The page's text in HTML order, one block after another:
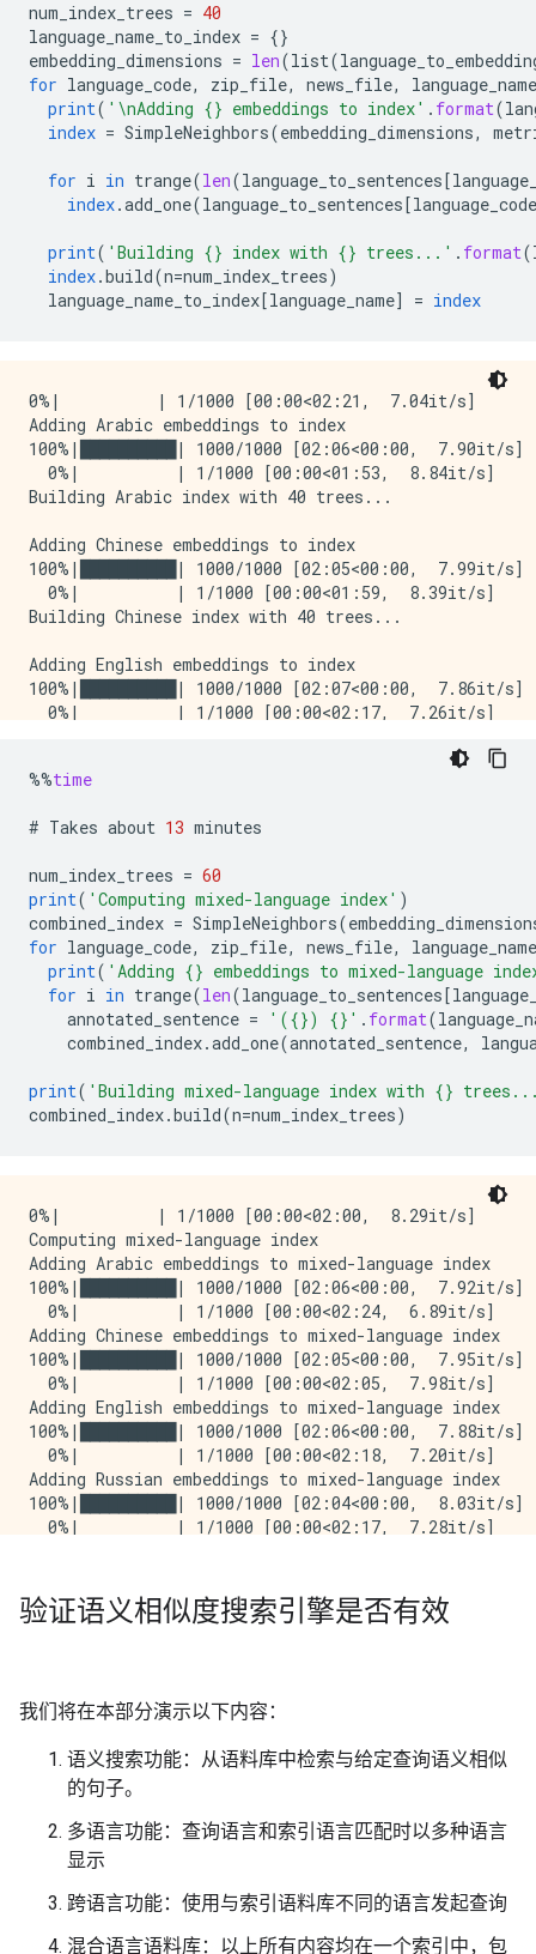
num_index_trees = 40
language_name_to_index = {}
embedding_dimensions = len(list(
for language_code, zip_file, news_file,
language_name
print( '\nAdding {} embeddings to index' . format(
index = SimpleNeighbors(embedding_dimensions,
for i in trange(len(language_to_sentences[
index.add_one(language_to_sentences[language_code
print( 'Building {} index with {} trees...' . format(
index.build(n=num_index_trees)
language_name_to_index[language_name] = index
0%|          | 1/1000 [00:00<02:21,  7.04it/s]
Adding Arabic embeddings to index
100%|██████████| 1000/1000 [02:06<00:00,  7.90it/s]
  0%|          | 1/1000 [00:00<01:53,  8.84it/s]
Building Arabic index with 40 trees...
Adding Chinese embeddings to index
100%|██████████| 1000/1000 [02:05<00:00,  7.99it/s]
  0%|          | 1/1000 [00:00<01:59,  8.39it/s]
Building Chinese index with 40 trees...
Adding English embeddings to index
100%|██████████| 1000/1000 [02:07<00:00,  7.86it/s]
  0%|          | 1/1000 [00:00<02:17,  7.26it/s]
Adding Russian embeddings to index
  0%|          | 1/1000 [00:00<02:03,  8.06it/s]
Adding Spanish embeddings to index
100%|██████████| 1000/1000 [02:07<00:00,  7.84it/s]
Building Spanish index with 40 trees...
CPU times: user 11min 21s, sys: 2min 14s, total:
Wall time: 10min 33s
%%time
# Takes about 13 minutes
num_index_trees = 60
print( 'Computing mixed-language index' )
combined_index = SimpleNeighbors(
for language_code, zip_file, news_file,
language_name
print( 'Adding {} embeddings to mixed-language
for i in trange(len(language_to_sentences[
annotated_sentence = '({}) {}' . format(
combined_index.add_one(annotated_sentence,
print( 'Building mixed-language index with {}
combined_index.build(n=num_index_trees)
0%|          | 1/1000 [00:00<02:00,  8.29it/s]
Computing mixed-language index
Adding Arabic embeddings to mixed-language index
100%|██████████| 1000/1000 [02:06<00:00,  7.92it/s]
  0%|          | 1/1000 [00:00<02:24,  6.89it/s]
Adding Chinese embeddings to mixed-language index
100%|██████████| 1000/1000 [02:05<00:00,  7.95it/s]
  0%|          | 1/1000 [00:00<02:05,  7.98it/s]
Adding English embeddings to mixed-language index
100%|██████████| 1000/1000 [02:06<00:00,  7.88it/s]
  0%|          | 1/1000 [00:00<02:18,  7.20it/s]
Adding Russian embeddings to mixed-language index
100%|██████████| 1000/1000 [02:04<00:00,  8.03it/s]
  0%|          | 1/1000 [00:00<02:17,  7.28it/s]
Building mixed-language index with 60 trees...
CPU times: user 11min 18s, sys: 2min 13s, total:
验证语义相似度搜索引擎是否有效
我们将在本部分演示以下内容：
语义搜索功能：从语料库中检索与给定查询语义相似
的句子。
多语言功能：查询语言和索引语言匹配时以多种语言
显示
跨语言功能：使用与索引语料库不同的语言发起查询
混合语言语料库：以上所有内容均在一个索引中，包